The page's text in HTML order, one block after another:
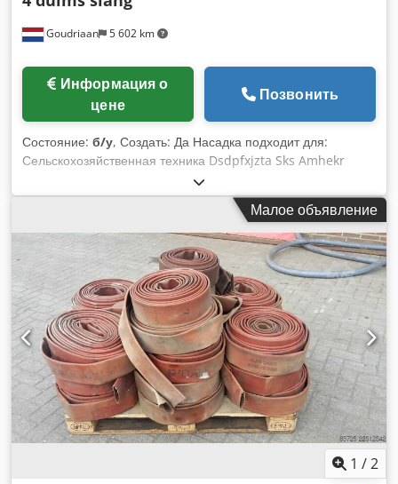
Goudriaan 5 602 km
цене
Позвонить
Состояние: б/у, Создать: Да Насадка подходит для:
Сельскохозяйственная техника Dsdpfxjzta Sks Amhekr
Малое объявление
1 /2